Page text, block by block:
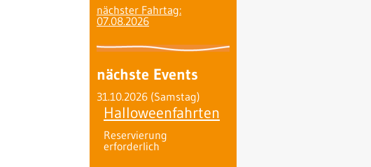
nächster Fahrtag:
07.08.2026
nächste Events
31.10.2026 (Samstag)
Halloweenfahrten
Reservierung
erforderlich